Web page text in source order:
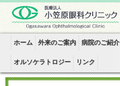
ホーム 外来のご案内 病院のご紹介
オルソケラトロジー リンク